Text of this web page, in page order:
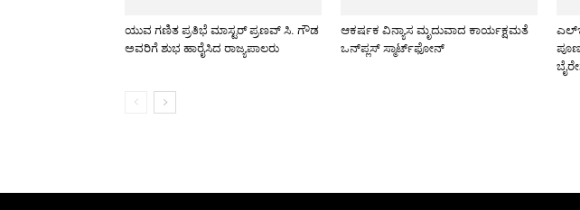
ಯುವ ಗಣಿತ ಪ್ರತಿಭೆ ಮಾಸ್ಟರ್ ಪ್ರಣವ್ ಸಿ. ಗೌಡ
ಅವರಿಗೆ ಶುಭ ಹಾರೈಸಿದ ರಾಜ್ಯಪಾಲರು
ಆಕರ್ಷಕ ವಿನ್ಯಾಸ ಮೃದುವಾದ ಕಾರ್ಯಕ್ಷಮತೆ
ಒನ್‌ಪ್ಲಸ್ ಸ್ಮಾರ್ಟ್‌ಫೋನ್